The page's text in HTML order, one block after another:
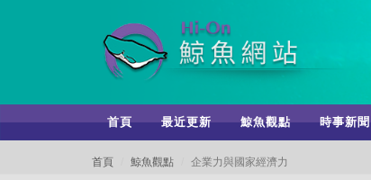
首頁 最近更新 鯨魚觀點 時事新聞
首頁 鯨魚觀點 企業力與國家經濟力